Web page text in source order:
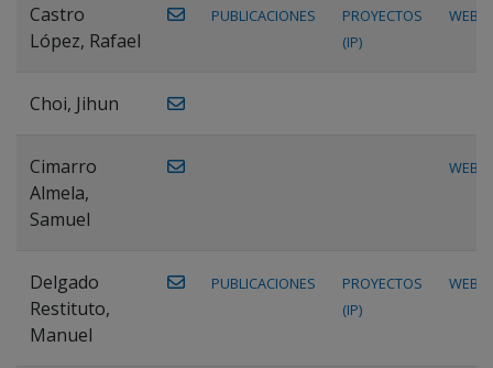
Castro
López, Rafael
PUBLICACIONES
PROYECTOS
(IP)
WEB
Choi, Jihun
Cimarro
Almela,
Samuel
WEB
Delgado
Restituto,
Manuel
PUBLICACIONES
PROYECTOS
(IP)
WEB